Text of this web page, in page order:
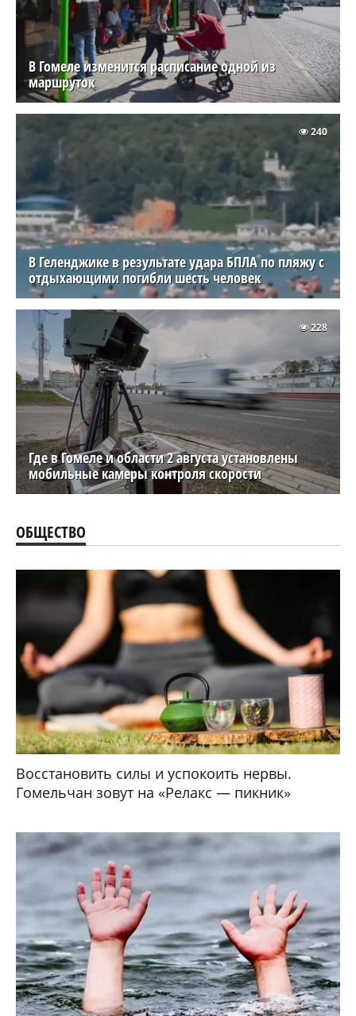
В Гомеле изменится расписание одной из
маршруток
В Геленджике в результате удара БПЛА по пляжу с
отдыхающими погибли шесть человек
240
Где в Гомеле и области 2 августа установлены
мобильные камеры контроля скорости
228
ОБЩЕСТВО
Восстановить силы и успокоить нервы.
Гомельчан зовут на «Релакс — пикник»